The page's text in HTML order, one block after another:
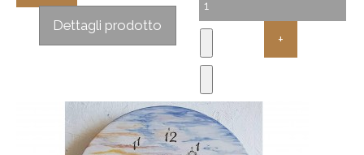
Dettagli prodotto